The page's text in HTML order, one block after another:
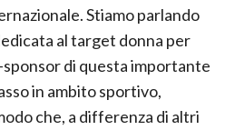
Stiamo parlando
al target donna per
di questa importante
in ambito sportivo,
che, a differenza di altri